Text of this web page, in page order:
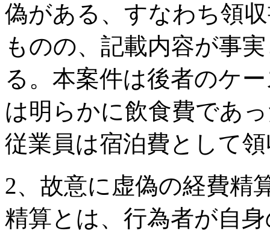
偽がある、すなわち領
ものの、記載内容が事
る。本案件は後者のケ
は明らかに飲食費であ
従業員は宿泊費として
2、故意に虚偽の経費精
精算とは、行為者が自